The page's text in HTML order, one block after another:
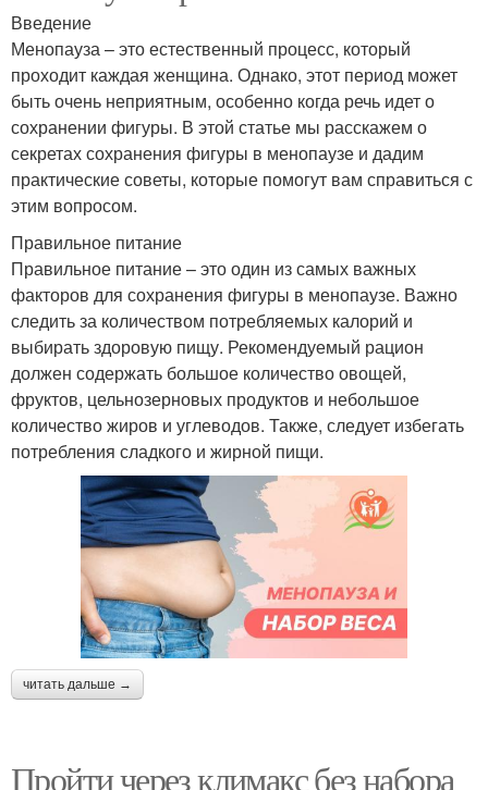
Введение
Менопауза – это естественный процесс, который
проходит каждая женщина. Однако, этот период может
быть очень неприятным, особенно когда речь идет о
сохранении фигуры. В этой статье мы расскажем о
секретах сохранения фигуры в менопаузе и дадим
практические советы, которые помогут вам справиться с
этим вопросом.
Правильное питание
Правильное питание – это один из самых важных
факторов для сохранения фигуры в менопаузе. Важно
следить за количеством потребляемых калорий и
выбирать здоровую пищу. Рекомендуемый рацион
должен содержать большое количество овощей,
фруктов, цельнозерновых продуктов и небольшое
количество жиров и углеводов. Также, следует избегать
потребления сладкого и жирной пищи.
читать дальше →
Пройти через климакс без набора